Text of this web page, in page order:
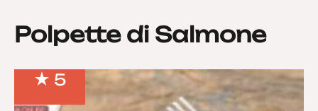
Polpette di Salmone
5